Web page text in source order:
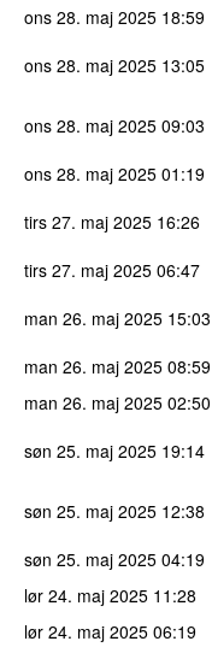
ons 28. maj 2025 18:59
ons 28. maj 2025 13:05
ons 28. maj 2025 09:03
ons 28. maj 2025 01:19
tirs 27. maj 2025 16:26
tirs 27. maj 2025 06:47
man 26. maj 2025 15:03
man 26. maj 2025 08:59
man 26. maj 2025 02:50
søn 25. maj 2025 19:14
søn 25. maj 2025 12:38
søn 25. maj 2025 04:19
lør 24. maj 2025 11:28
lør 24. maj 2025 06:19